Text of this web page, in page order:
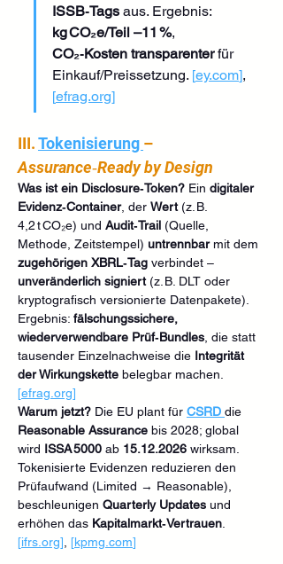
ISSB‑Tags aus. Ergebnis:
kg CO₂e/Teil –11 %,
CO₂‑Kosten transparenter für
Einkauf/Preissetzung. [ey.com],
[efrag.org]
III. Tokenisierung –
Assurance‑Ready by Design
Was ist ein Disclosure‑Token? Ein digitaler
Evidenz‑Container, der Wert (z. B.
4,2 t CO₂e) und Audit‑Trail (Quelle,
Methode, Zeitstempel) untrennbar mit dem
zugehörigen XBRL‑Tag verbindet –
unveränderlich signiert (z. B. DLT oder
kryptografisch versionierte Datenpakete).
Ergebnis: fälschungssichere,
wiederverwendbare Prüf‑Bundles , die statt
tausender Einzelnachweise die Integrität
der Wirkungskette belegbar machen.
[efrag.org]
Warum jetzt? Die EU plant für CSRD die
Reasonable Assurance bis 2028; global
wird ISSA 5000 ab 15.12.2026 wirksam.
Tokenisierte Evidenzen reduzieren den
Prüfaufwand (Limited → Reasonable),
beschleunigen Quarterly Updates und
erhöhen das Kapitalmarkt‑Vertrauen
[ifrs.org] [kpmg.com]